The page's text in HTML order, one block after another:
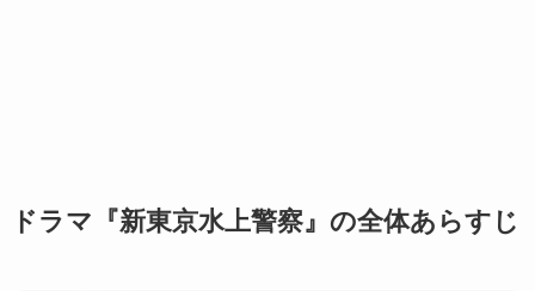
ドラマ『新東京水上警察』の全体あらすじ